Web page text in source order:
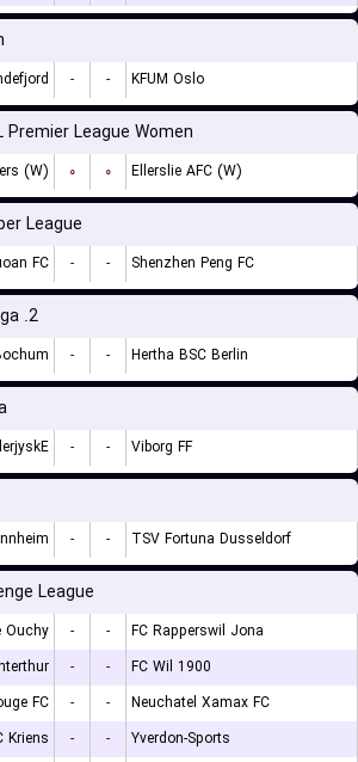
- - KFUM Oslo
Premier League Women
(W) ۰ ۰ Ellerslie AFC (W)
League
FC - - Shenzhen Peng FC
2. Bundesliga
- - Hertha BSC Berlin
- - Viborg FF
- - TSV Fortuna Dusseldorf
League
Ouchy - -
FC Rapperswil Jona
- -
FC Wil 1900
FC
- -
Neuchatel Xamax FC
Kriens
- -
Yverdon-Sports